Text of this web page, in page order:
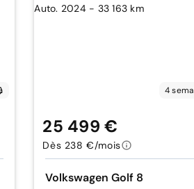
4
Volkswagen Golf 8
25 499 €
Dès 238 €/mois